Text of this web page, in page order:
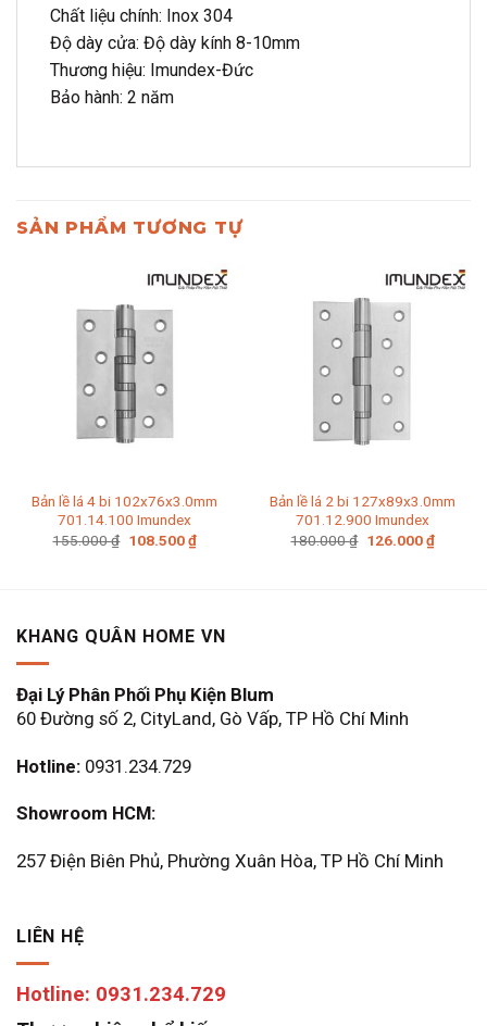
Chất liệu chính: Inox 304
Độ dày cửa: Độ dày kính 8-10mm
Thương hiệu: Imundex-Đức
Bảo hành: 2 năm
SẢN PHẨM TƯƠNG TỰ
Bản lề lá 4 bi 102x76x3.0mm
701.14.100 Imundex
155.000₫ Giá
108.500₫Giá
hiện
Bản lề lá 2 bi 127x89x3.0mm
701.12.900 Imundex
180.000₫ Giá
126.000₫Giá
hiện
KHANG QUÂN HOME VN
Đại Lý Phân Phối Phụ Kiện Blum
60 Đường số 2, CityLand, Gò Vấp, TP Hồ Chí Minh
Hotline: 0931.234.729
Showroom HCM:
257 Điện Biên Phủ, Phường Xuân Hòa, TP Hồ Chí Minh
LIÊN HỆ
Hotline: 0931.234.729